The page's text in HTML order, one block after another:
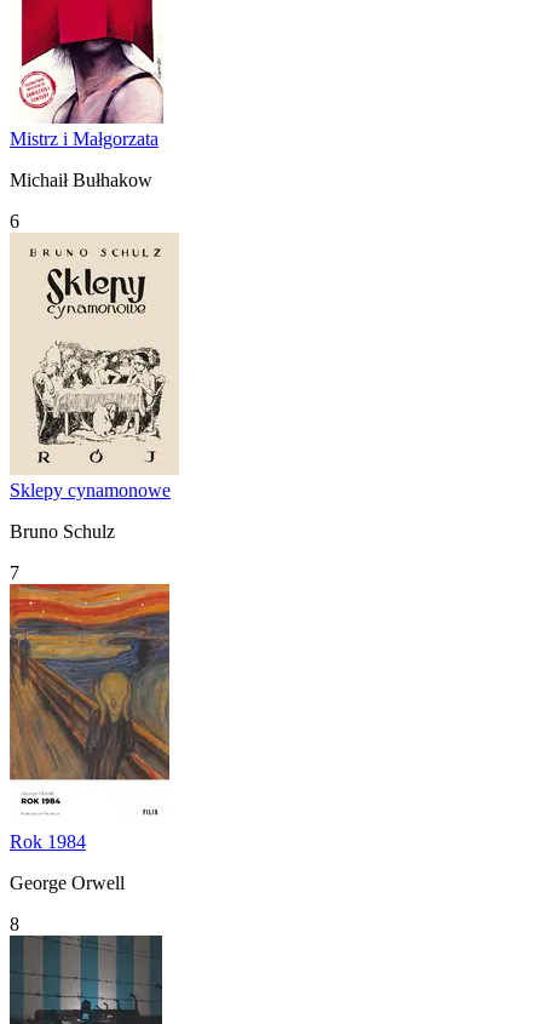
Mistrz i Małgorzata
Michaił Bułhakow
6
Sklepy cynamonowe
Bruno Schulz
7
Rok 1984
George Orwell
8